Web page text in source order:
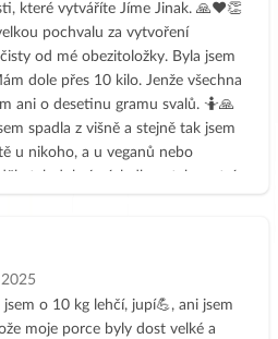
které vytváříte Jíme Jinak. 🙏❤️👏
pochvalu za vytvoření
od mé obezitoložky. Byla jsem
dole přes 10 kilo. Jenže všechna
ani o desetinu gramu svalů. 🤷🙏
spadla z višně a stejně tak jsem
u nikoho, a u veganů nebo
moc za všechny ty neuvěřitelně
si denodenně pochutnávám. A
lepší nemůže, vždy to posunete
o 10 kg lehčí, jupí💪, ani jsem
moje porce byly dost velké a